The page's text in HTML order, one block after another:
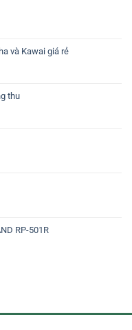
và Kawai giá rẻ
thu
RP-501R